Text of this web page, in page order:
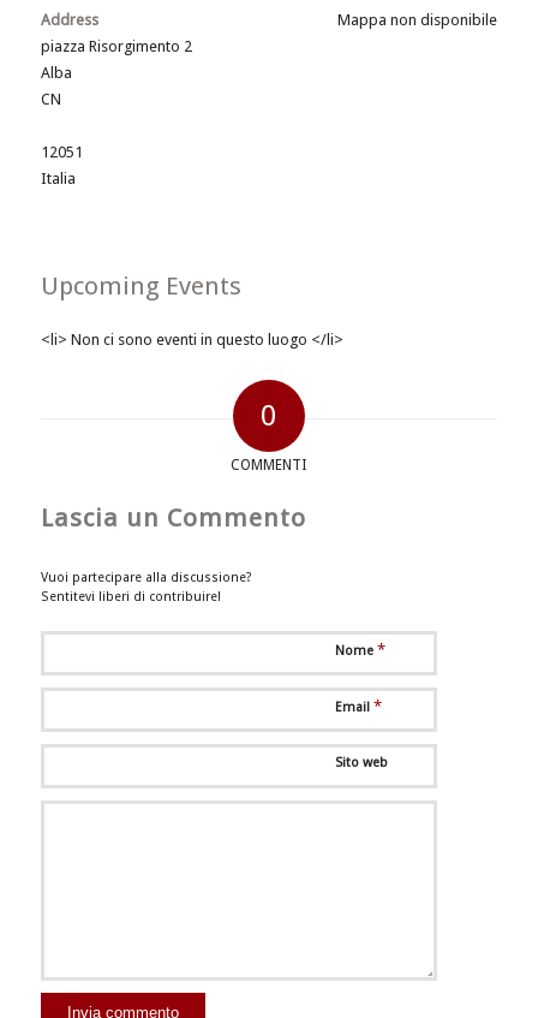
Mappa non disponibile
Address
piazza Risorgimento 2
Alba
CN
12051
Italia
Upcoming Events
<li> Non ci sono eventi in questo luogo </li>
0
COMMENTI
Lascia un Commento
Vuoi partecipare alla discussione?
Sentitevi liberi di contribuire!
Nome *
Email *
Sito web